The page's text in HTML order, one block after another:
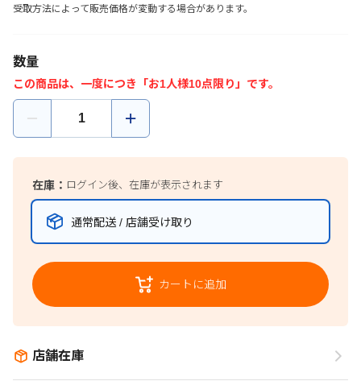
受取方法によって販売価格が変動する場合があります。
数量
この商品は、一度につき「お1人様10点限り」です。
在庫： ログイン後、在庫が表示されます
通常配送 / 店舗受け取り
カートに追加
店舗在庫